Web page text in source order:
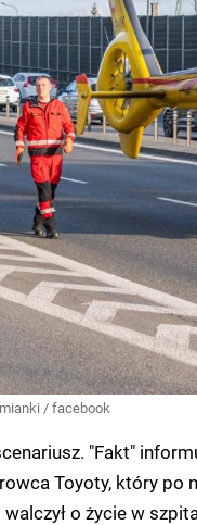
/ facebook
"Fakt"
Toyoty, który po
o życie w